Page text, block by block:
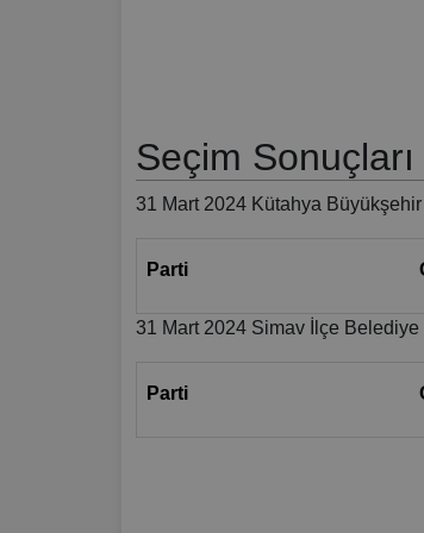
Seçim Sonuçları
31 Mart 2024 Kütahya
Parti
31 Mart 2024 Simav İlçe Belediye
Parti